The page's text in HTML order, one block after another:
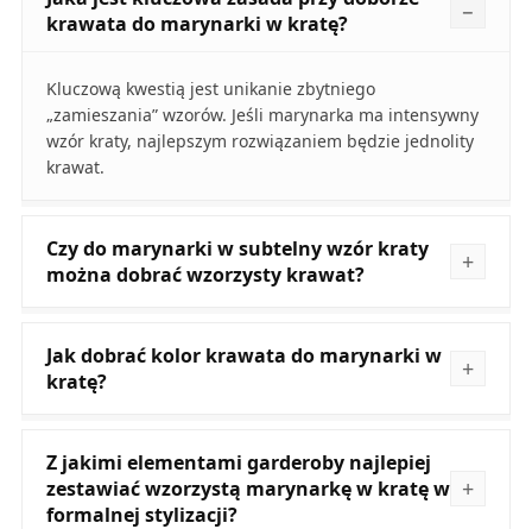
krawata do marynarki w kratę?
Kluczową kwestią jest unikanie zbytniego
„zamieszania” wzorów. Jeśli marynarka ma intensywny
wzór kraty, najlepszym rozwiązaniem będzie jednolity
krawat.
Czy do marynarki w subtelny wzór kraty
można dobrać wzorzysty krawat?
Jak dobrać kolor krawata do marynarki w
kratę?
Z jakimi elementami garderoby najlepiej
zestawiać wzorzystą marynarkę w kratę w
formalnej stylizacji?